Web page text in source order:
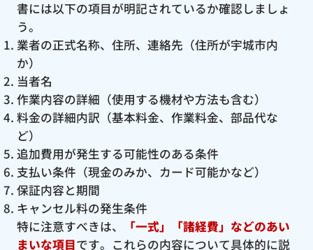
書には以下の項目が明記されているか確認しましょ
う。
業者の正式名称、住所、連絡先（住所が宇城市内
か）
当者名
作業内容の詳細（使用する機材や方法も含む）
料金の詳細内訳（基本料金、作業料金、部品代な
ど）
追加費用が発生する可能性のある条件
支払い条件（現金のみか、カード可能かなど）
保証内容と期間
キャンセル料の発生条件
特に注意すべきは、
「一式」「諸経費」などのあい
まいな項目です。これらの内容について具体的に説